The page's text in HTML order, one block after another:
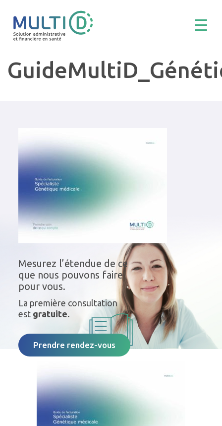
Mesurez l’étendue de ce
que nous pouvons faire
pour vous.
La première consultation
est gratuite.
Prendre rendez-vous